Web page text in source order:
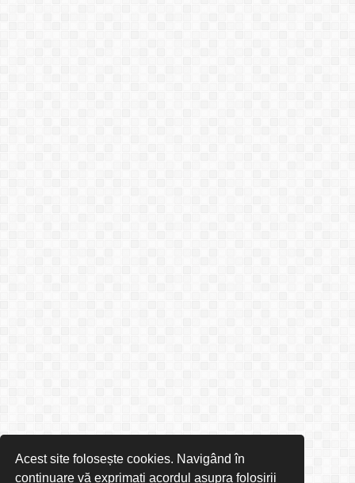
Acest site folosește cookies. Navigând în
continuare vă exprimați acordul asupra folosirii